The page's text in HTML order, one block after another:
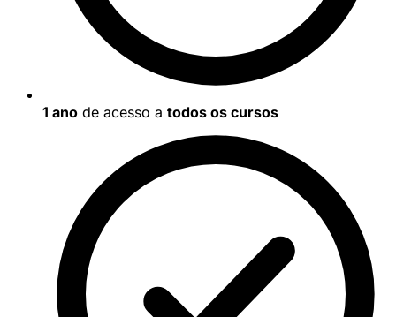
1 ano de acesso a todos os cursos